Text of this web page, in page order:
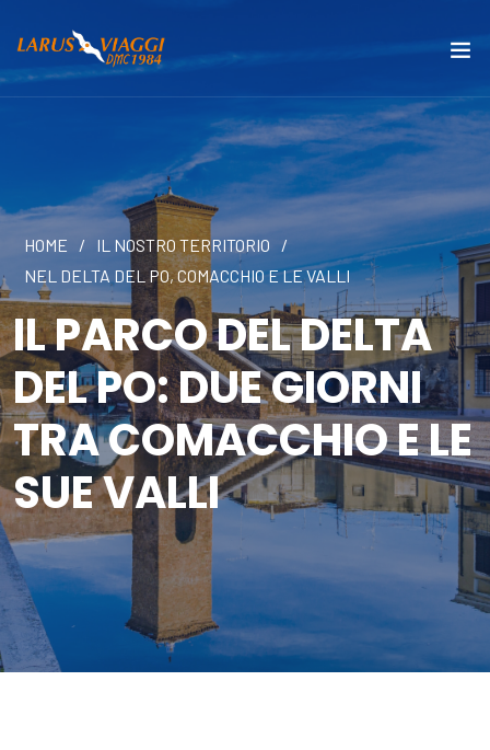
HOME / IL NOSTRO TERRITORIO
/
NEL DELTA DEL PO, COMACCHIO E LE VALLI
IL PARCO DEL DELTA
DEL PO: DUE GIORNI
TRA COMACCHIO E LE
SUE VALLI